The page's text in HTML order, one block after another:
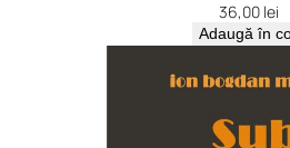
36,00 lei
Adaugă în